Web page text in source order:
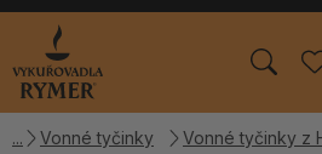
Vonné tyčinky Vonné tyčinky z